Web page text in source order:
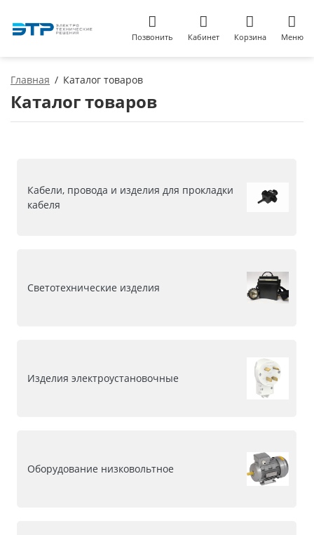
Позвонить Кабинет Корзина Меню
Главная Каталог товаров
Каталог товаров
Кабели, провода и изделия для прокладки
кабеля
Светотехнические изделия
Изделия электроустановочные
Оборудование низковольтное